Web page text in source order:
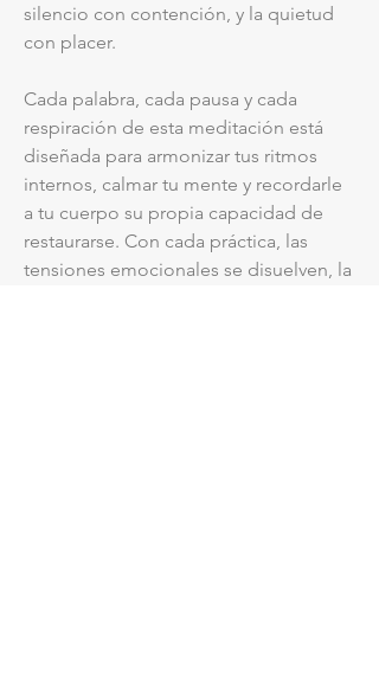
silencio con contención, y la quietud
con placer.
Cada palabra, cada pausa y cada
respiración de esta meditación está
diseñada para armonizar tus ritmos
internos, calmar tu mente y recordarle
a tu cuerpo su propia capacidad de
restaurarse. Con cada práctica, las
tensiones emocionales se disuelven, la